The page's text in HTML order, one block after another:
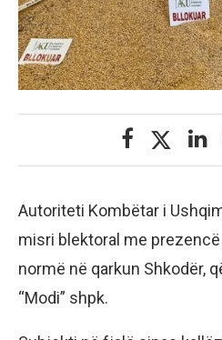
Autoriteti Kombëtar i
misri blektoral me
normë në qarkun Shkodër,
“Modi” shpk.